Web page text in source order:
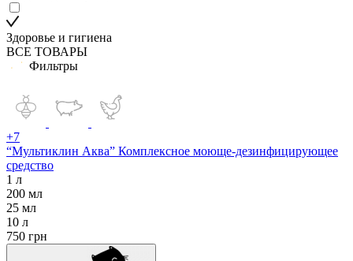
Здоровье и гигиена
ВСЕ ТОВАРЫ
Фильтры
+7
“Мультиклин Аква” Комплексное моюще-дезинфицирующее
средство
1 л
200 мл
25 мл
10 л
750 грн